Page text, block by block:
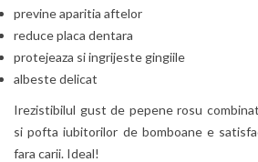
previne aparitia aftelor
reduce placa dentara
protejeaza si ingrijeste gingiile
albeste delicat
Irezistibilul gust de pepene rosu
si pofta iubitorilor de bomboane e
fara carii. Ideal!